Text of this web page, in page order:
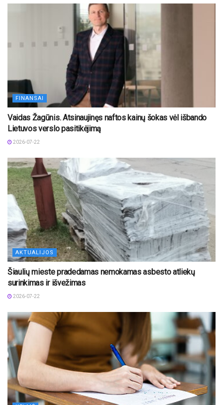
FINANSAI
Vaidas Žagūnis. Atsinaujinęs naftos kainų šokas vėl išbando
Lietuvos verslo pasitikėjimą
2026-07-22
AKTUALIJOS
Šiaulių mieste pradedamas nemokamas asbesto atliekų
surinkimas ir išvežimas
2026-07-22